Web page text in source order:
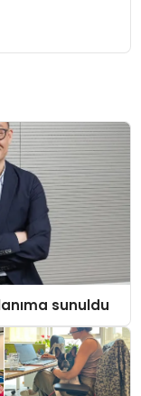
sunuldu